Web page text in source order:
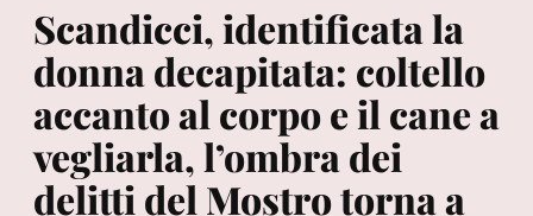
Scandicci, identificata la
donna decapitata: coltello
accanto al corpo e il cane a
vegliarla, l’ombra dei
delitti del Mostro torna a